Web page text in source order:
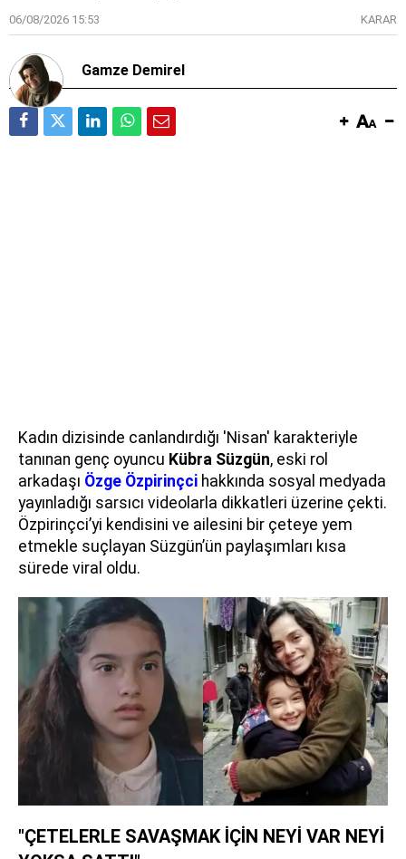
06/08/2026 15:53 KARAR
Gamze Demirel
Kadın dizisinde canlandırdığı 'Nisan' karakteriyle
tanınan genç oyuncu Kübra Süzgün, eski rol
arkadaşı Özge Özpirinçci hakkında sosyal medyada
yayınladığı sarsıcı videolarla dikkatleri üzerine çekti.
Özpirinçci’yi kendisini ve ailesini bir çeteye yem
etmekle suçlayan Süzgün’ün paylaşımları kısa
sürede viral oldu.
"ÇETELERLE SAVAŞMAK İÇİN NEYİ VAR NEYİ